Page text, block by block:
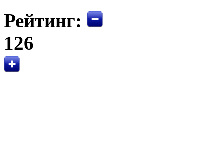
Рейтинг:
126